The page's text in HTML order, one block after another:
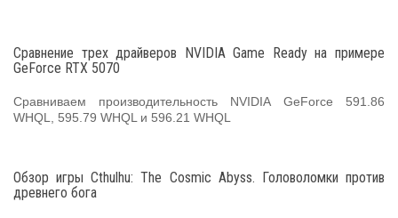
Сравнение трех драйверов NVIDIA Game Ready на примере
GeForce RTX 5070
Сравниваем производительность NVIDIA GeForce 591.86
WHQL, 595.79 WHQL и 596.21 WHQL
Обзор игры Cthulhu: The Cosmic Abyss. Головоломки против
древнего бога